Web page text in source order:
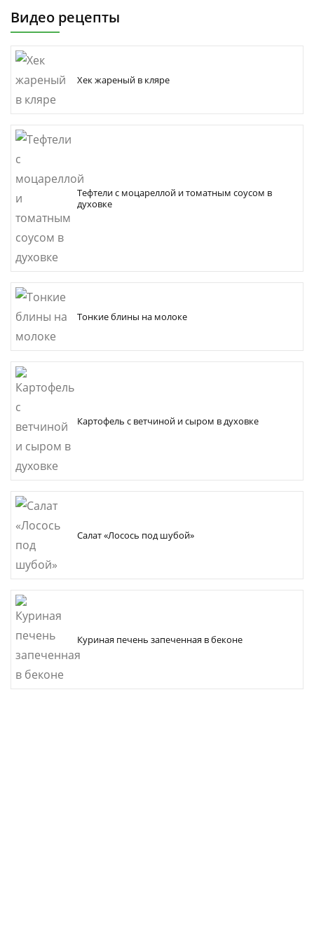
Видео рецепты
Хек жареный в кляре
Тефтели с моцареллой и томатным соусом в
духовке
Тонкие блины на молоке
Картофель с ветчиной и сыром в духовке
Салат «Лосось под шубой»
Куриная печень запеченная в беконе